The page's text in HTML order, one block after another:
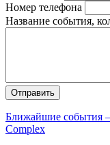
Номер телефона
Название события,
Ближайшие события
Complex